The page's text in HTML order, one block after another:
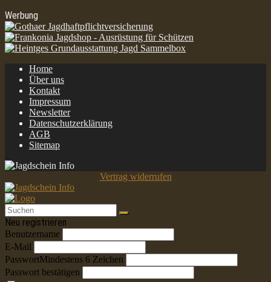
Werbung
Home
Über uns
Kontakt
Impressum
Newsletter
Datenschutzerklärung
AGB
Sitemap
Vertrag widerrufen
Neu registrieren
Benutzername
E-Mail
PasswortMindestens 6 Zeichen
Passwort bestätigen